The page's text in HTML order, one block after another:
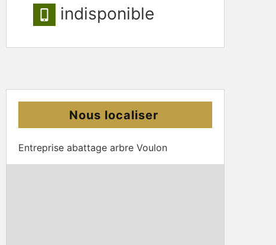
indisponible
Nous localiser
Entreprise abattage arbre Voulon